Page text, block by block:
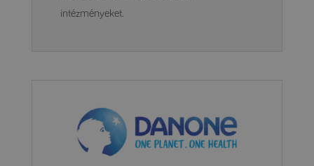
intézményeket.